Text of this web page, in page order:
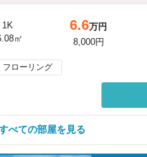
1K
㎡
6.6万円
8,000円
フローリング
べての部屋を見る